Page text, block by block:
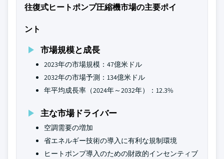
往復式ヒートポンプ圧縮機市場の主要ポイ
ント
市場規模と成長
2023年の市場規模：47億米ドル
2032年の市場予測：134億米ドル
年平均成長率（2024年～2032年）：12.3%
主な市場ドライバー
空調需要の増加
省エネルギー技術の導入に有利な規制環境
ヒートポンプ導入のための財政的インセンティブ